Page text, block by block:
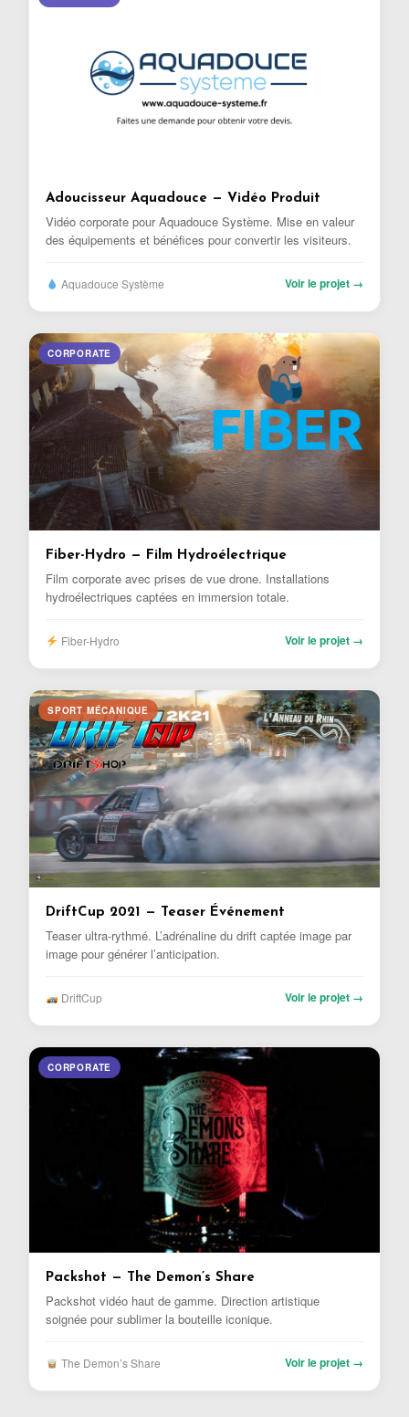
Adoucisseur Aquadouce — Vidéo Produit
Vidéo corporate pour Aquadouce Système. Mise en valeur
des équipements et bénéfices pour convertir les visiteurs.
Aquadouce Système Voir le projet →
CORPORATE
Fiber-Hydro — Film Hydroélectrique
Film corporate avec prises de vue drone. Installations
hydroélectriques captées en immersion totale.
Fiber-Hydro Voir le projet →
SPORT MÉCANIQUE
DriftCup 2021 — Teaser Événement
Teaser ultra-rythmé. L’adrénaline du drift captée image par
image pour générer l’anticipation.
DriftCup Voir le projet →
CORPORATE
Packshot — The Demon’s Share
Packshot vidéo haut de gamme. Direction artistique
soignée pour sublimer la bouteille iconique.
The Demon’s Share Voir le projet →